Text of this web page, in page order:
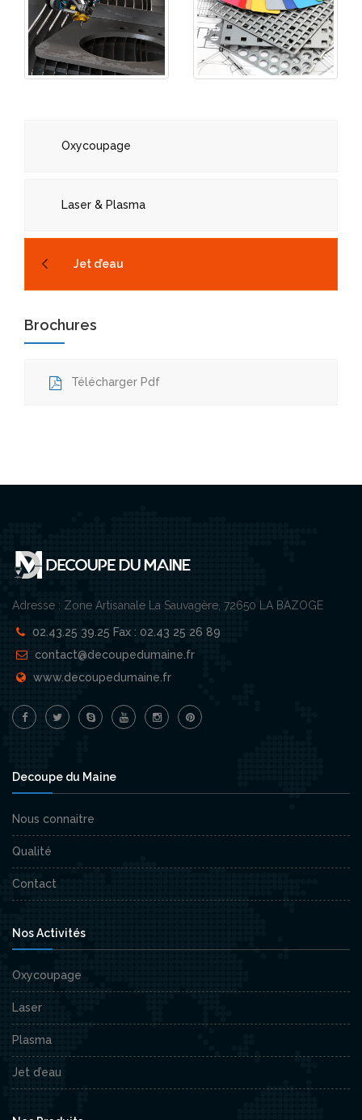
Oxycoupage
Laser & Plasma
Jet d’eau
Brochures
Télécharger Pdf
Adresse : Zone Artisanale La Sauvagère, 72650 LA BAZOGE
02.43.25 39.25 Fax : 02.43 25 26 89
contact@decoupedumaine.fr
www.decoupedumaine.fr
Decoupe du Maine
Nous connaitre
Qualité
Contact
Nos Activités
Oxycoupage
Laser
Plasma
Jet d’eau